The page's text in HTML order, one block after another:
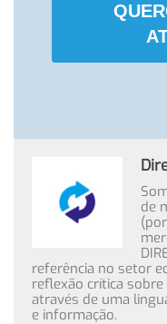
de
referência no setor
reflexão crítica
através de uma
e informação.